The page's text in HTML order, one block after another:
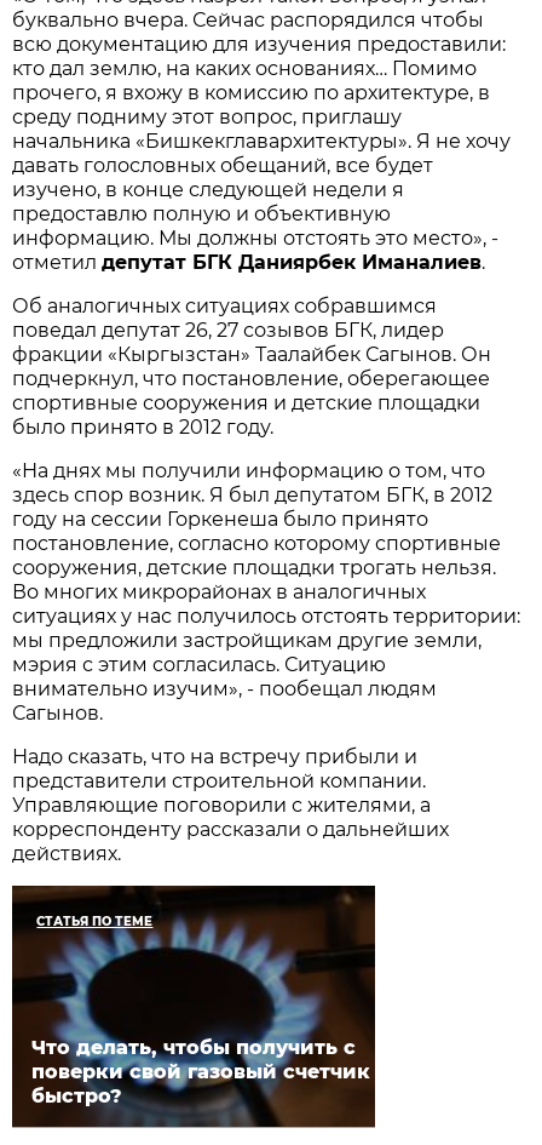
буквально вчера. Сейчас распорядился чтобы
всю документацию для изучения предоставили:
кто дал землю, на каких основаниях… Помимо
прочего, я вхожу в комиссию по архитектуре, в
среду подниму этот вопрос, приглашу
начальника «Бишкекглавархитектуры». Я не хочу
давать голословных обещаний, все будет
изучено, в конце следующей недели я
предоставлю полную и объективную
информацию. Мы должны отстоять это место», -
отметилдепутат БГК Даниярбек Иманалиев.
Об аналогичных ситуациях собравшимся
поведал депутат 26, 27 созывов БГК, лидер
фракции «Кыргызстан» Таалайбек Сагынов. Он
подчеркнул, что постановление, оберегающее
спортивные сооружения и детские площадки
было принято в 2012 году.
«На днях мы получили информацию о том, что
здесь спор возник. Я был депутатом БГК, в 2012
году на сессии Горкенеша было принято
постановление, согласно которому спортивные
сооружения, детские площадки трогать нельзя.
Во многих микрорайонах в аналогичных
ситуациях у нас получилось отстоять территории:
мы предложили застройщикам другие земли,
мэрия с этим согласилась. Ситуацию
внимательно изучим», - пообещал людям
Сагынов.
Надо сказать, что на встречу прибыли и
представители строительной компании.
Управляющие поговорили с жителями, а
корреспонденту рассказали о дальнейших
действиях.
СТАТЬЯ ПО ТЕМЕ
Что делать, чтобы получить с
поверки свой газовый счетчик
быстро?